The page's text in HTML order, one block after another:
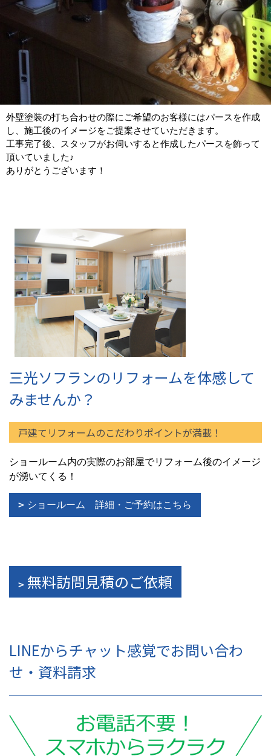
外壁塗装の打ち合わせの際にご希望のお客様にはパースを作成
し、施工後のイメージをご提案させていただきます。
工事完了後、スタッフがお伺いすると作成したパースを飾って
頂いていました♪
ありがとうございます！
三光ソフランのリフォームを体感して
みませんか？
戸建てリフォームのこだわりポイントが満載！
ショールーム内の実際のお部屋でリフォーム後のイメージ
が湧いてくる！
ショールーム 詳細・ご予約はこちら
無料訪問見積のご依頼
LINEからチャット感覚でお問い合わ
せ・資料請求